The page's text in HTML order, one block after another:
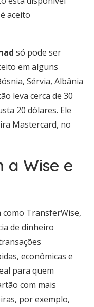
aceito
só pode ser
em alguns
Sérvia, Albânia
leva cerca de 30
20 dólares. Ele
Mastercard, no
a Wise e
TransferWise,
de dinheiro
econômicas e
para quem
com mais
por exemplo,